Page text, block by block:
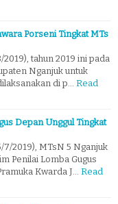
Porseni Tingkat MTs
tahun 2019 ini pada
Nganjuk untuk
di p… Read
Depan Unggul Tingkat
7/2019), MTsN 5 Nganjuk
Penilai Lomba Gugus
Kwarda J… Read